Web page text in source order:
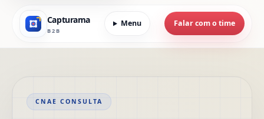
Capturama
B2B
Menu Falar com o time
CNAE CONSULTA